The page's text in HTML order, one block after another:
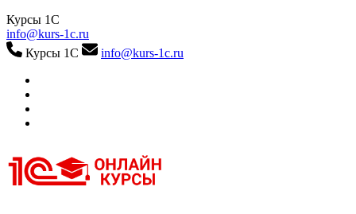
Курсы 1С
info@kurs-1c.ru
Курсы 1С
info@kurs-1c.ru